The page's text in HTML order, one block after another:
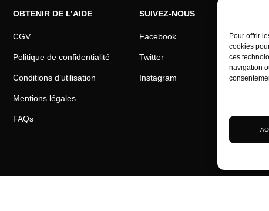
Pour offrir
cookies
ces
navigation
OBTENIR DE L’AIDE
CGV
Politique de confidentialité
Conditions d’utilisation
Mentions légales
FAQs
SUIVEZ-NOUS
Facebook
Twitter
Instagram